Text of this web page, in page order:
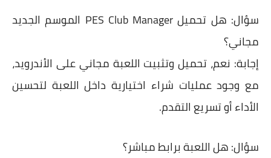
سؤال:
هل تحميل PES Club Manager الموسم الجديد
مجاني؟
إجابة: نعم، تحميل وتثبيت اللعبة مجاني على الأندرويد،
مع وجودعمليات شراء اختياريةداخل اللعبة لتحسين
الأداء أو تسريع التقدم.
سؤال:هل اللعبة برابط مباشر؟